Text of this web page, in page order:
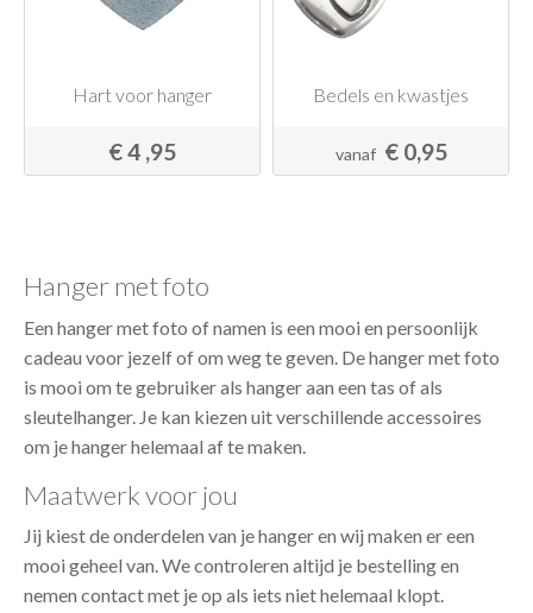
Hart voor hanger
€ 4 ,95
Bedels en kwastjes
vanaf € 0,95
Hanger met foto
Een hanger met foto of namen is een mooi en persoonlijk
cadeau voor jezelf of om weg te geven. De hanger met foto
is mooi om te gebruiker als hanger aan een tas of als
sleutelhanger. Je kan kiezen uit verschillende accessoires
om je hanger helemaal af te maken.
Maatwerk voor jou
Jij kiest de onderdelen van je hanger en wij maken er een
mooi geheel van. We controleren altijd je bestelling en
nemen contact met je op als iets niet helemaal klopt.